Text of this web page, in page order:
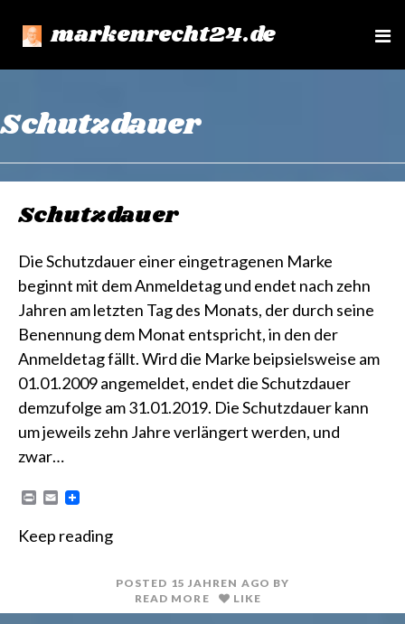
markenrecht24.de
e
Schutzdauer
Schutzdauer
Die Schutzdauer einer eingetragenen Marke
beginnt mit dem Anmeldetag und endet nach zehn
Jahren am letzten Tag des Monats, der durch seine
Benennung dem Monat entspricht, in den der
Anmeldetag fällt. Wird die Marke beipsielsweise am
01.01.2009 angemeldet, endet die Schutzdauer
demzufolge am 31.01.2019. Die Schutzdauer kann
um jeweils zehn Jahre verlängert werden, und
zwar…
n
E
i
Keep reading
POSTED 15 JAHREN AGO BY
READ MORE
LIKE